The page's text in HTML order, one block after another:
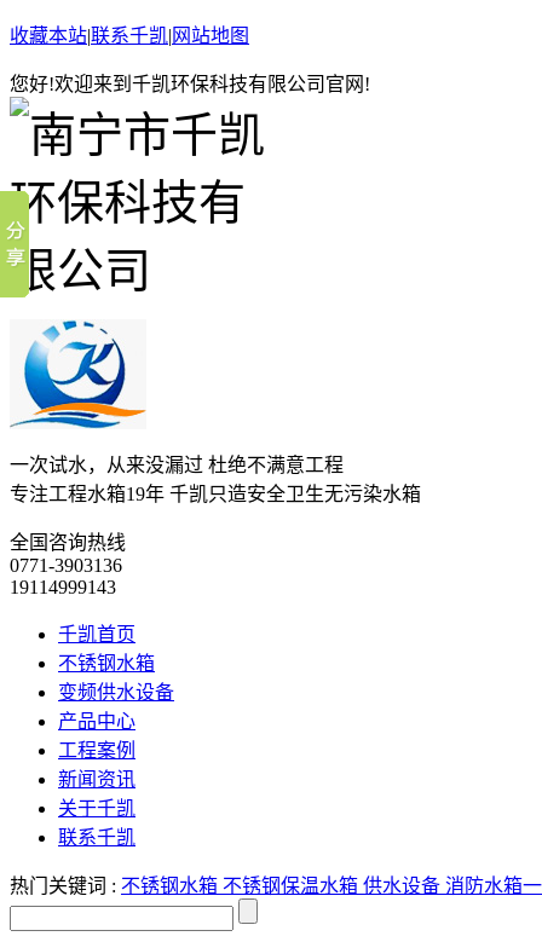
收藏本站|联系千凯| 网站地图
您好!欢迎来到千凯环保科技有限公司官网!
一次试水，从来没漏过 杜绝不满意工程
专注工程水箱19年 千凯只造安全卫生无污染水箱
全国咨询热线
0771-3903136
19114999143
千凯首页
不锈钢水箱
变频供水设备
产品中心
工程案例
新闻资讯
关于千凯
联系千凯
热门关键词 : 不锈钢水箱 不锈钢保温水箱 供水设备 消防水箱